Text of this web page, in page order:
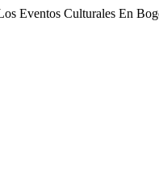
Eventos Culturales En